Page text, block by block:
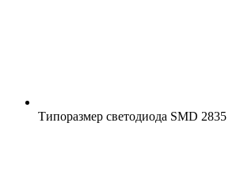
Типоразмер светодиода SMD 2835